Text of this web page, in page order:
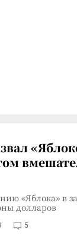
«Яблока» в
долларов
5